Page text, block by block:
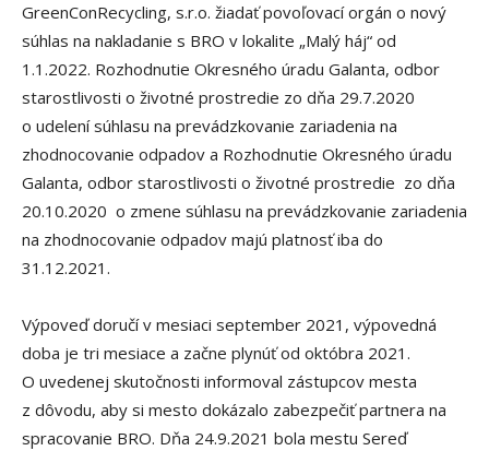
GreenConRecycling, s.r.o. žiadať povoľovací orgán o nový
súhlas na nakladanie s BRO v lokalite „Malý háj“ od
1.1.2022. Rozhodnutie Okresného úradu Galanta, odbor
starostlivosti o životné prostredie zo dňa 29.7.2020
o udelení súhlasu na prevádzkovanie zariadenia na
zhodnocovanie odpadov a Rozhodnutie Okresného úradu
Galanta, odbor starostlivosti o životné prostredie zo dňa
20.10.2020 o zmene súhlasu na prevádzkovanie zariadenia
na zhodnocovanie odpadov majú platnosť iba do
31.12.2021.
Výpoveď doručí v mesiaci september 2021, výpovedná
doba je tri mesiace a začne plynúť od októbra 2021.
O uvedenej skutočnosti informoval zástupcov mesta
z dôvodu, aby si mesto dokázalo zabezpečiť partnera na
spracovanie BRO. Dňa 24.9.2021 bola mestu Sereď